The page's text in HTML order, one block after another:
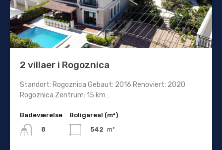
2 villaer i Rogoznica
Standort: Rogoznica Gebaut: 2016 Renoviert: 2020
Rogoznica Zentrum: 15 km…
Badeværelse
8
Boligareal (m²)
542 m²